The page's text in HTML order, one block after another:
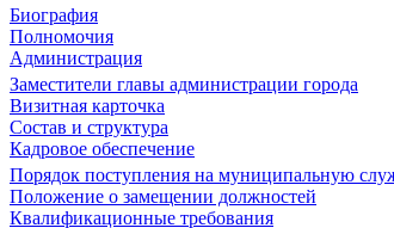
Биография
Полномочия
Администрация
Заместители главы администрации города
Визитная карточка
Состав и структура
Кадровое обеспечение
Порядок поступления на муниципальную
Положение о замещении должностей
Квалификационные требования